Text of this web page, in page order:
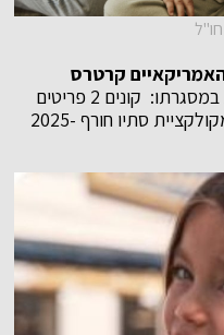
קרטרס
קונים 2 פריטים
ומקבלים 3 פריטים נוספים במתנה מקולקציית סתיו חורף 2025-